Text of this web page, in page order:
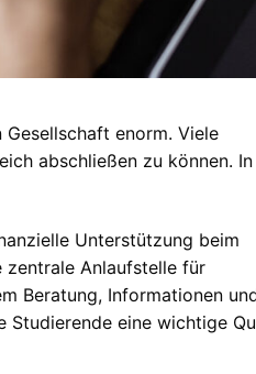
enorm. Viele
abschließen zu können. In
Unterstützung beim
Anlaufstelle für
Beratung, Informationen
Studierende eine wichtige